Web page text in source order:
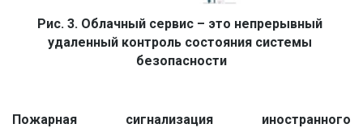
Рис. 3. Облачный сервис – это непрерывный
удаленный контроль состояния системы
безопасности
Пожарная сигнализация иностранного